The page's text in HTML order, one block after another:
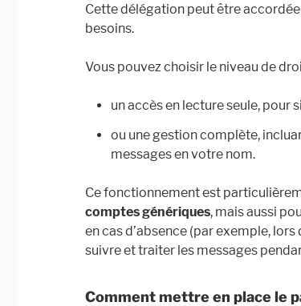
Cette délégation peut être
besoins.
Vous pouvez choisir le niveau de
un accès en lecture seule, pour
ou une gestion complète,
messages en votre nom.
Ce fonctionnement est
comptes génériques, mais aussi
en cas d’absence (par exemple,
suivre et traiter les messages
Comment mettre en place le